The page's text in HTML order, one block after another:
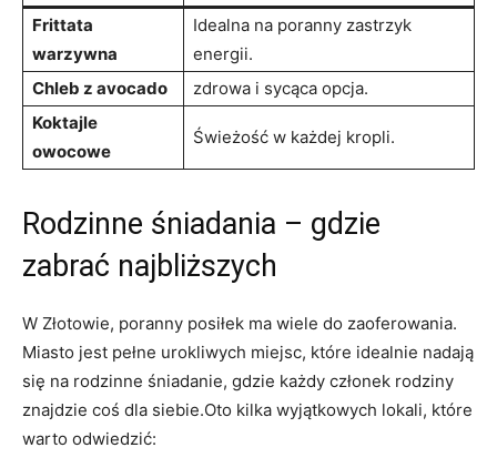
Frittata
warzywna
Idealna na poranny zastrzyk
energii.
Chleb z avocado
zdrowa i sycąca opcja.
Koktajle
owocowe
Świeżość w każdej kropli.
Rodzinne śniadania – gdzie
zabrać najbliższych
W Złotowie, poranny posiłek ma wiele do zaoferowania.
Miasto jest pełne urokliwych miejsc, które idealnie nadają
się na rodzinne śniadanie, gdzie każdy członek rodziny
znajdzie coś dla siebie.Oto kilka wyjątkowych lokali, które
warto odwiedzić: